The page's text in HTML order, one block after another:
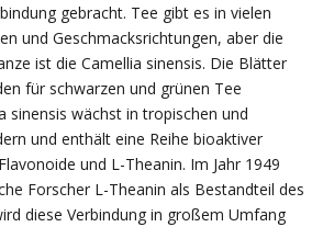
gebracht. Tee gibt es in vielen
und Geschmacksrichtungen, aber die
ist die Camellia sinensis. Die Blätter
für schwarzen und grünen Tee
sinensis wächst in tropischen und
und enthält eine Reihe bioaktiver
und L-Theanin. Im Jahr 1949
Forscher L-Theanin als Bestandteil des
diese Verbindung in großem Umfang